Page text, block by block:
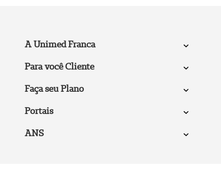
A Unimed Franca
Para você Cliente
Faça seu Plano
Portais
ANS